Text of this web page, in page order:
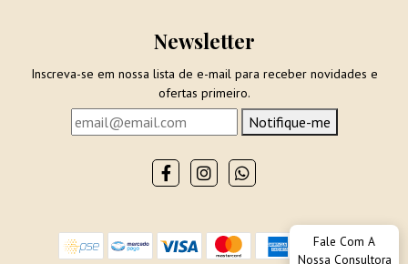
Newsletter
Inscreva-se em nossa lista de e-mail para receber novidades e
ofertas primeiro.
Notifique-me
Fale Com A
Nossa Consultora